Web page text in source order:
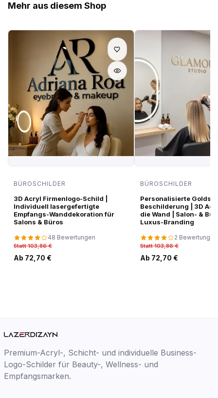
Mehr aus diesem Shop
BÜROSCHILDER
3D Acryl Firmenlogo-Schild |
Individuell lasergefertigte
Empfangs-Wanddekoration für
Salons & Büros
48 Bewertungen
Statt 103,86 €
Ab 72,70 €
BÜROSCHILDER
Personalisierte
Beschilderung | 3D
die Wand | Salon- &
Luxus-Branding
2 Bewertungen
Statt 103,86 €
Ab 72,70 €
Premium-Acryl-, Schicht- und individuelle Business-
Logo-Schilder für Beauty-, Wellness- und
Empfangsmarken.